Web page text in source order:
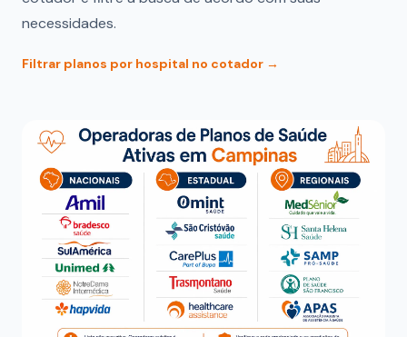
necessidades.
Filtrar planos por hospital no cotador →